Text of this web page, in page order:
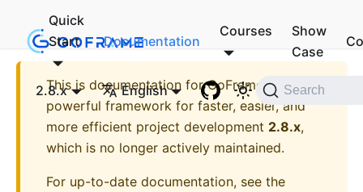
Quick
Start
Documentation
Courses
Show
Case
2.8.x English Search
This is documentation forGoFrame - A
powerful framework for faster, easier, and
more efficient project development 2.8.x,
which is no longer actively maintained.
For up-to-date documentation, see the